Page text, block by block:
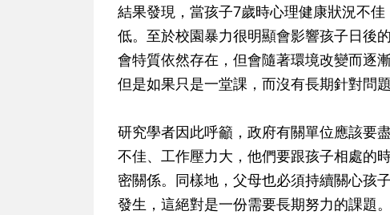
結果發現，當孩子7歲時心理健康狀況不
低。至於校園暴力很明顯會影響孩子日後
會特質依然存在，但會隨著環境改變而逐
但是如果只是一堂課，而沒有長期針對問
研究學者因此呼籲，政府有關單位應該要
不佳、工作壓力大，他們要跟孩子相處的
密關係。同樣地，父母也必須持續關心孩
發生，這絕對是一份需要長期努力的課題。